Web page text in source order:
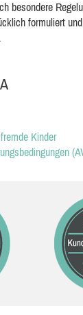
besondere
formuliert
Kinder